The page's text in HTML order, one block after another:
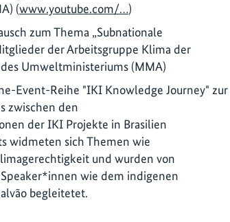
(www.youtube.com/…)
zum Thema „Subnationale
der Arbeitsgruppe Klima der
Umweltministeriums (MMA)
Event-Reihe "IKI Knowledge Journey" zur
zwischen den
der IKI Projekte in Brasilien
widmeten sich Themen wie
und wurden von
wie dem indigenen
begleitetet.